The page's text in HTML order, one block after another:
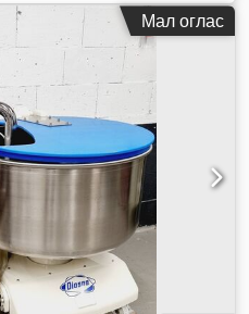
Мал оглас